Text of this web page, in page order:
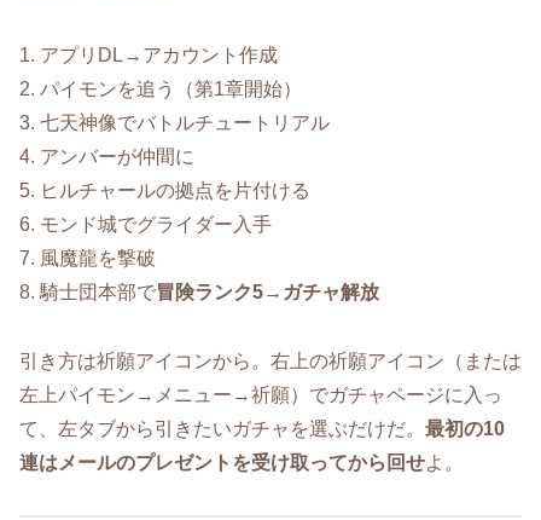
1. アプリDL→アカウント作成
2. パイモンを追う（第1章開始）
3. 七天神像でバトルチュートリアル
4. アンバーが仲間に
5. ヒルチャールの拠点を片付ける
6. モンド城でグライダー入手
7. 風魔龍を撃破
8. 騎士団本部で冒険ランク5→ガチャ解放
引き方は祈願アイコンから。右上の祈願アイコン（または
左上パイモン→メニュー→祈願）でガチャページに入っ
て、左タブから引きたいガチャを選ぶだけだ。 最初の10
連はメールのプレゼントを受け取ってから回せよ。